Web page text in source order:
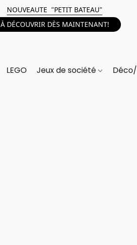
NOUVEAUTE "PETIT BATEAU"
À DÉCOUVRIR DÈS MAINTENANT!
LEGO Jeux de société